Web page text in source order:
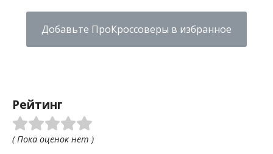
Добавьте ПроКроссоверы в избранное
Рейтинг
( Пока оценок нет )